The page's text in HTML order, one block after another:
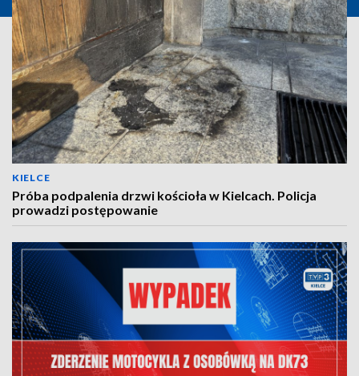
KIELCE
Próba podpalenia drzwi kościoła w Kielcach. Policja
prowadzi postępowanie